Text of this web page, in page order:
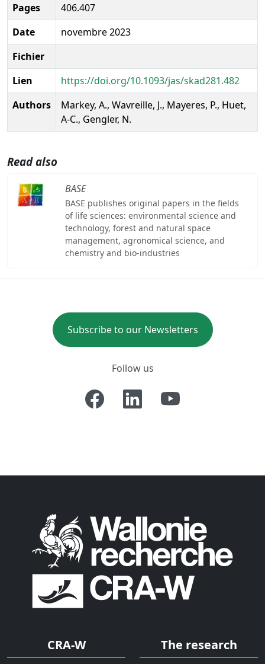
Pages
406.407
Date
novembre 2023
Fichier
Lien
https://doi.org/10.1093/jas/skad281.482
Authors
Markey, A., Wavreille, J., Mayeres, P., Huet,
A-C., Gengler, N.
Read also
BASE
BASE publishes original papers in the fields
of life sciences: environmental science and
technology, forest and natural space
management, agronomical science, and
chemistry and bio-industries
Subscribe to our Newsletters
Follow us
CRA-W The research